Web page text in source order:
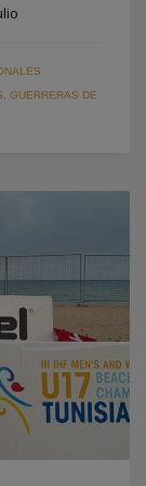
GUERRERAS DE